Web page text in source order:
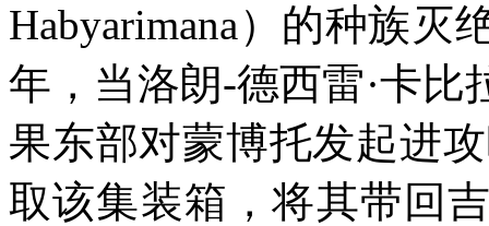
Habyarimana）的种族灭
年，当洛朗-德西雷·卡比
果东部对蒙博托发起进
取该集装箱，将其带回